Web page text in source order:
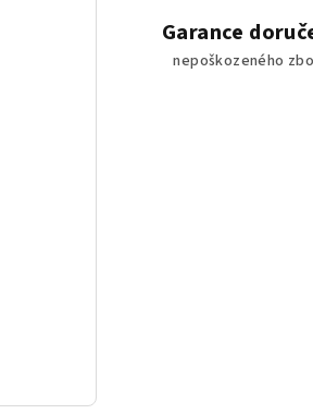
Garance
nepoškozeného